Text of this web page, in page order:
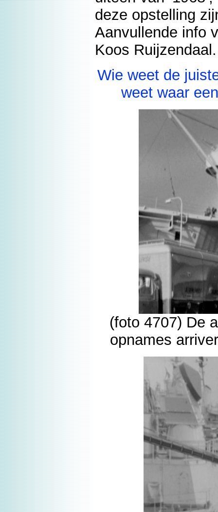
deze opstelling
Aanvullende info
Koos Ruijzendaal.
Wie weet de
weet waar
(foto 4707) De
opnames